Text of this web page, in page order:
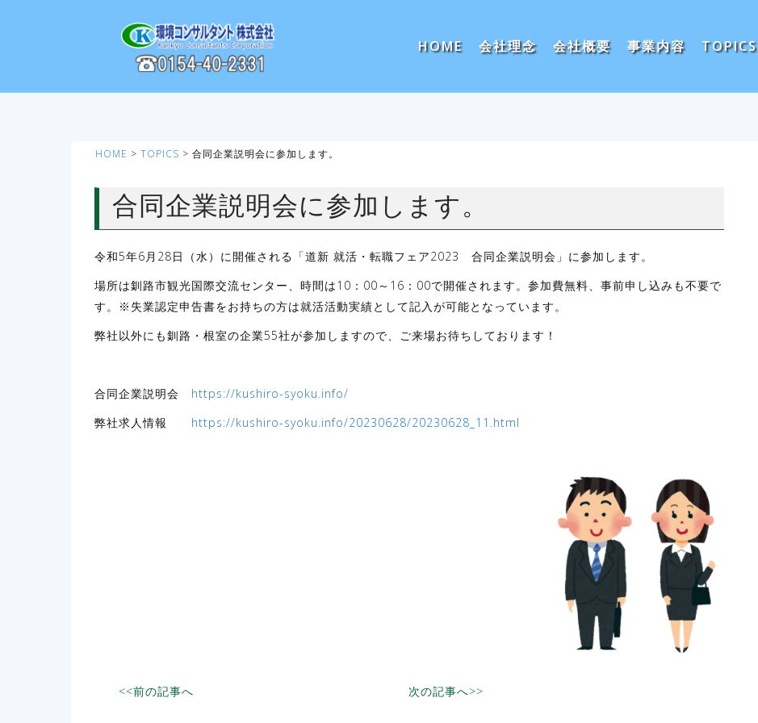
ツ
HOME 会社理念 会社概要 事業内容 TOPICS
HOME > TOPICS > 合同企業説明会に参加します。
合同企業説明会に参加します。
令和5年6月28日（水）に開催される「道新 就活・転職フェア2023 合同企業説明会」に参加します。
場所は釧路市観光国際交流センター、時間は10：00～16：00で開催されます。参加費無料、事前申し込みも不要で
す。※失業認定申告書をお持ちの方は就活活動実績として記入が可能となっています。
弊社以外にも釧路・根室の企業55社が参加しますので、ご来場お待ちしております！
合同企業説明会 https://kushiro-syoku.info/
弊社求人情報 https://kushiro-syoku.info/20230628/20230628_11.html
投
<<前の記事へ 次の記事へ>>